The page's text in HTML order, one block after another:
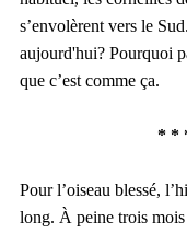
s’envolèrent vers le
aujourd'hui? Pourquoi
que c’est comme ça.
* *
Pour l’oiseau blessé,
long. À peine trois mois